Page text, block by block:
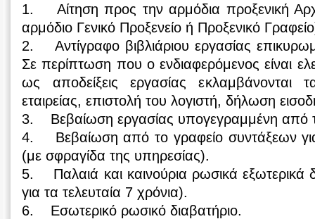
1. Αίτηση προς την αρμόδια προξενική
αρμόδιο Γενικό Προξενείο ή Προξενικό
2. Αντίγραφο βιβλιάριου εργασίας
Σε περίπτωση που ο ενδιαφερόμενος είναι
ως αποδείξεις εργασίας εκλαμβάνονται
εταιρείας, επιστολή του λογιστή, δήλωση
3. Βεβαίωση εργασίας υπογεγραμμένη από
4. Βεβαίωση από το γραφείο συντάξεων για
(με σφραγίδα της υπηρεσίας).
5. Παλαιά και καινούρια ρωσικά εξωτερικά
για τα τελευταία 7 χρόνια).
6. Εσωτερικό ρωσικό διαβατήριο.